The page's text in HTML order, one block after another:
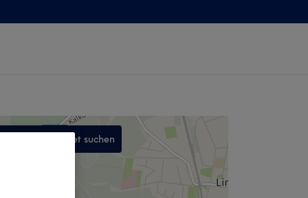
In diesem Gebiet suchen